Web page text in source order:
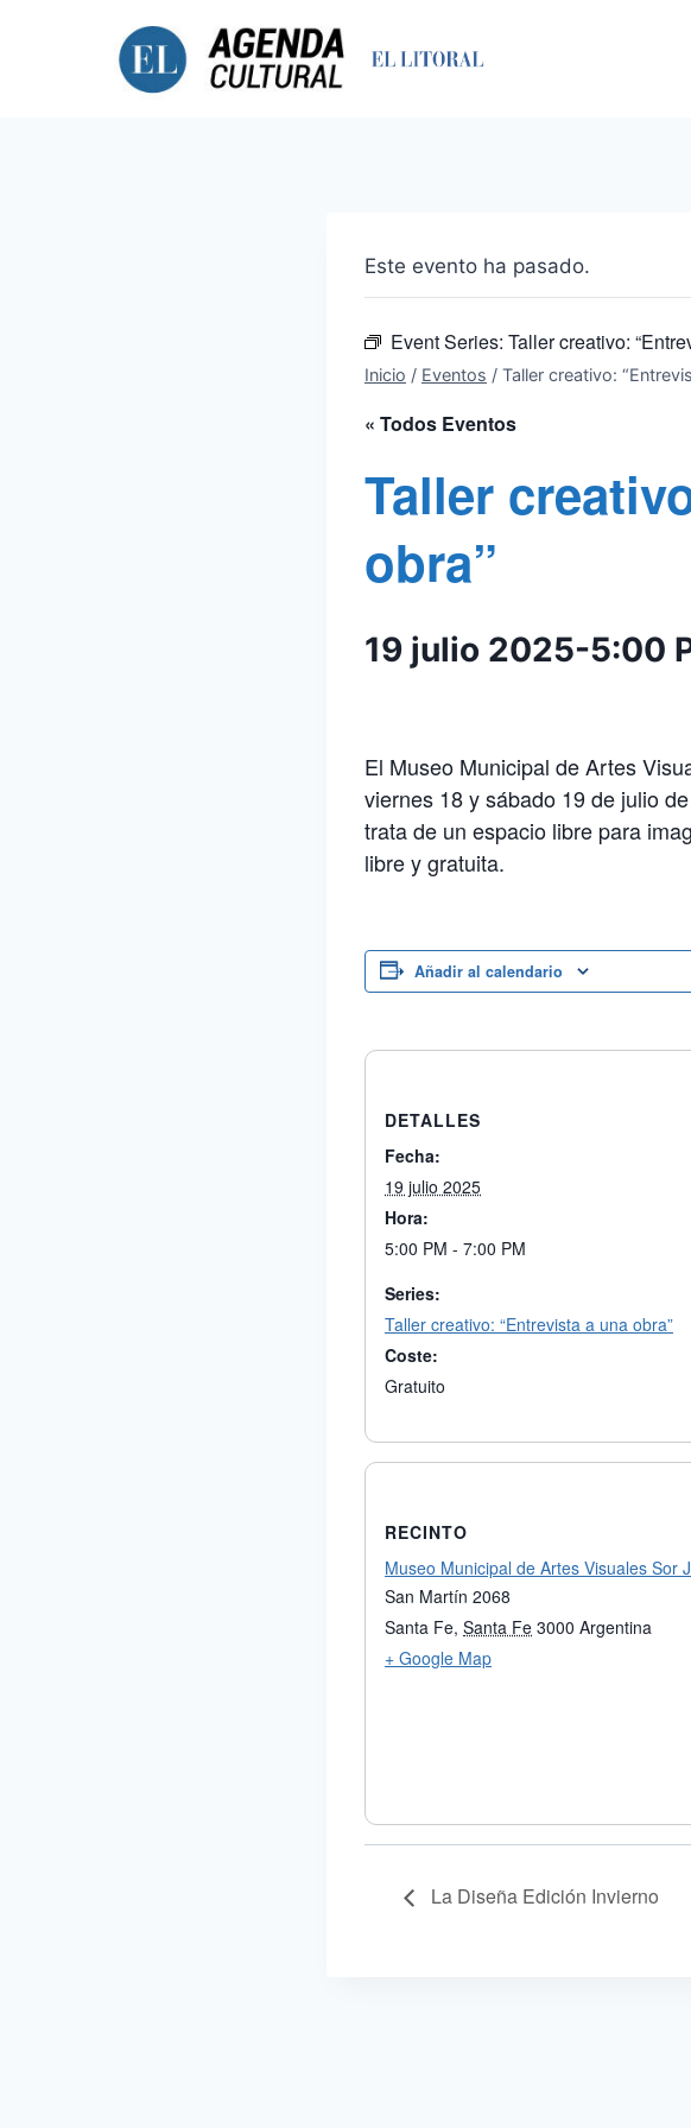
Este evento ha pasado.
Event Series: Taller creativo:
Inicio / Eventos / Taller creativo:
« Todos Eventos
Taller
obra”
19 julio 2025-5:00
El Museo Municipal de Artes
viernes 18 y sábado 19 de julio
trata de un espacio libre para
libre y gratuita.
Añadir al calendario
DETALLES
Fecha:
19 julio 2025
Hora:
5:00 PM - 7:00 PM
Series:
Taller creativo: “Entrevista a una obra”
Coste:
Gratuito
RECINTO
Museo Municipal de Artes Visuales Sor
San Martín 2068
Santa Fe, Santa Fe 3000 Argentina
+ Google Map
La Diseña Edición Invierno